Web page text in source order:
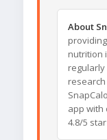
About
nutrition
app with
4.8/5